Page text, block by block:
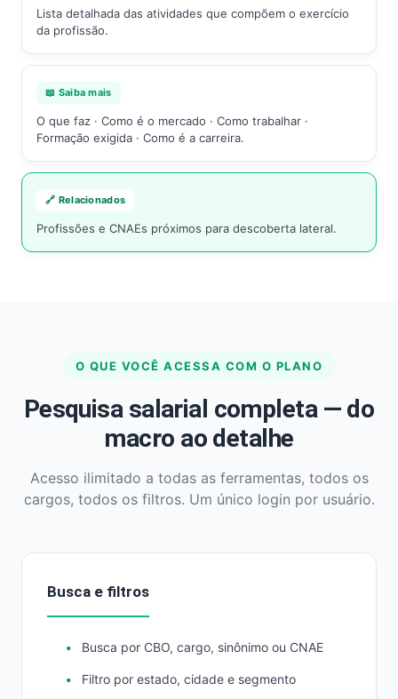
Lista detalhada das atividades que compõem o exercício
da profissão.
📖 Saiba mais
O que faz · Como é o mercado · Como trabalhar ·
Formação exigida · Como é a carreira.
🔗 Relacionados
Profissões e CNAEs próximos para descoberta lateral.
O QUE VOCÊ ACESSA COM O PLANO
Pesquisa salarial completa — do
macro ao detalhe
Acesso ilimitado a todas as ferramentas, todos os
cargos, todos os filtros. Um único login por usuário.
Busca e filtros
Busca por CBO, cargo, sinônimo ou CNAE
Filtro por estado, cidade e segmento